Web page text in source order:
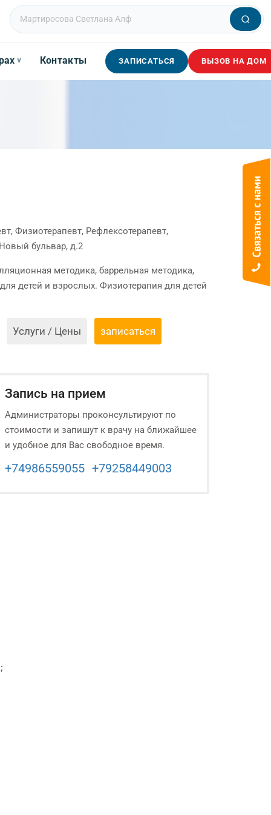
∨ Контакты ЗАПИСАТЬСЯ ВЫЗОВ НА ДОМ
Физиотерапевт, Рефлексотерапевт,
бульвар, д.2
методика, баррельная методика,
детей и взрослых. Физиотерапия для детей
Услуги / Цены записаться
Запись на прием
Администраторы проконсультируют по
стоимости и запишут к врачу на ближайшее
и удобное для Вас свободное время.
+74986559055 +79258449003